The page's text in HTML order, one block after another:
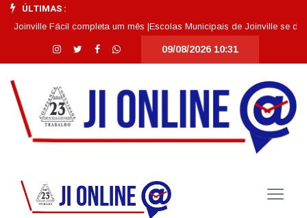
ÚLTIMAS :
Fácil completa um mês |Escolas Municipais de Joinville se
09/08/2026 10:31